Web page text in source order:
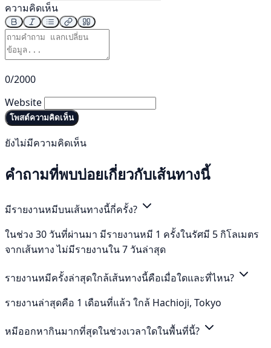
ความคิดเห็น
0/2000
Website
โพสต์ความคิดเห็น
ยังไม่มีความคิดเห็น
คำถามที่พบบ่อยเกี่ยวกับเส้นทางนี้
มีรายงานหมีบนเส้นทางนี้กี่ครั้ง?
ในช่วง 30 วันที่ผ่านมา มีรายงานหมี 1 ครั้งในรัศมี 5 กิโลเมตร
จากเส้นทาง ไม่มีรายงานใน 7 วันล่าสุด
รายงานหมีครั้งล่าสุดใกล้เส้นทางนี้คือเมื่อใดและที่ไหน?
รายงานล่าสุดคือ 1 เดือนที่แล้ว ใกล้ Hachioji, Tokyo
หมีออกหากินมากที่สุดในช่วงเวลาใดในพื้นที่นี้?